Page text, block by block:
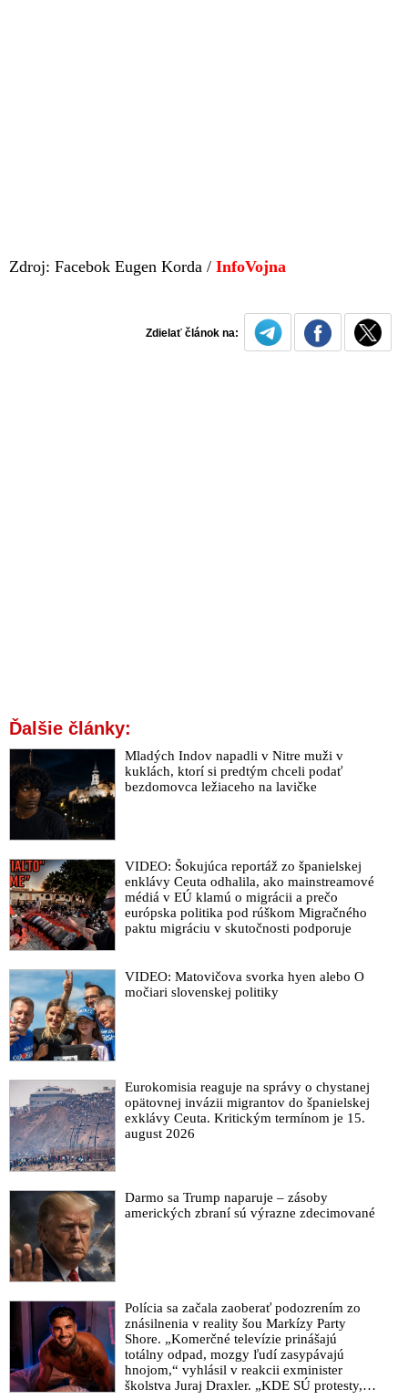
Zdroj: Facebok Eugen Korda / InfoVojna
Zdielať článok na:
Ďalšie články:
Mladých Indov napadli v Nitre muži v
kuklách, ktorí si predtým chceli podať
bezdomovca ležiaceho na lavičke
VIDEO: Šokujúca reportáž zo španielskej
enklávy Ceuta odhalila, ako mainstreamové
médiá v EÚ klamú o migrácii a prečo
európska politika pod rúškom Migračného
paktu migráciu v skutočnosti podporuje
VIDEO: Matovičova svorka hyen alebo O
močiari slovenskej politiky
Eurokomisia reaguje na správy o chystanej
opätovnej invázii migrantov do španielskej
exklávy Ceuta. Kritickým termínom je 15.
august 2026
Darmo sa Trump naparuje – zásoby
amerických zbraní sú výrazne zdecimované
Polícia sa začala zaoberať podozrením zo
znásilnenia v reality šou Markízy Party
Shore. „Komerčné televízie prinášajú
totálny odpad, mozgy ľudí zasypávajú
hnojom,“ vyhlásil v reakcii exminister
školstva Juraj Draxler. „KDE SÚ protesty,